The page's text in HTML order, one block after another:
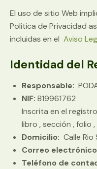
El uso de sitio Web
Política de Privacidad
incluidas en el Aviso
Identidad del
Responsable:
NIF: B19961762
Inscrita en el
libro , sección , folio
Domicilio: Calle Rio
Correo
Teléfono de